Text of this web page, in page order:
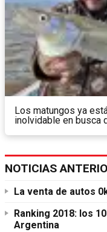
Los matungos ya
inolvidable en busca
NOTICIAS
La venta de autos
Ranking 2018: los
Argentina